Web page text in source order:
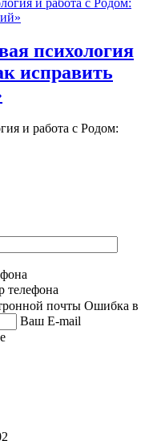
психология
исправить
и работа с Родом:
телефона
почты Ошибка в
Ваш E-mail